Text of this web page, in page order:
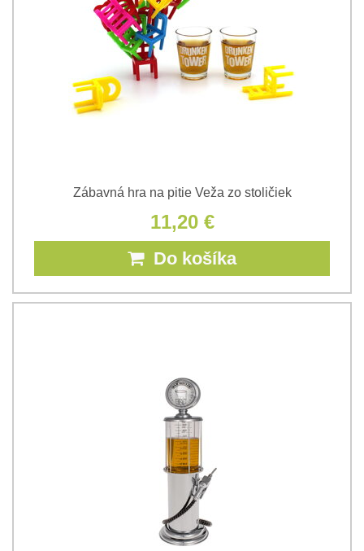
Zábavná hra na pitie Veža zo stoličiek
11,20 €
Do košíka